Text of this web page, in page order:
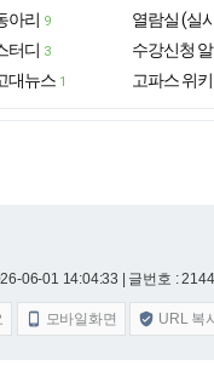
아리 9
터디 3
대뉴스 1
열람실 (실
수강신청
고파스 위키
06-01 14:04:33 | 글번호 :
 모바일화면  URL 복